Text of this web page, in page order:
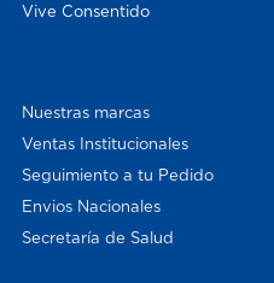
Vive Consentido
Nuestras marcas
Ventas Institucionales
Seguimiento a tu Pedido
Envios Nacionales
Secretaría de Salud